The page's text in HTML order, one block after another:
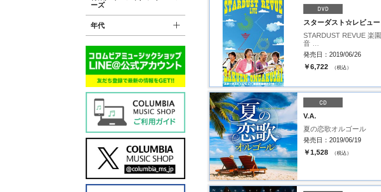
スターダスト☆レビュー
STARDUST REVUE 楽園
音 …
発売日：2019/06/26
￥6,722 （税込）
V.A.
夏の恋歌オルゴール
発売日：2019/06/19
￥1,528 （税込）
ーズ
年代